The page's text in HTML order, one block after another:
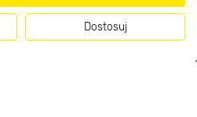
Dostosuj